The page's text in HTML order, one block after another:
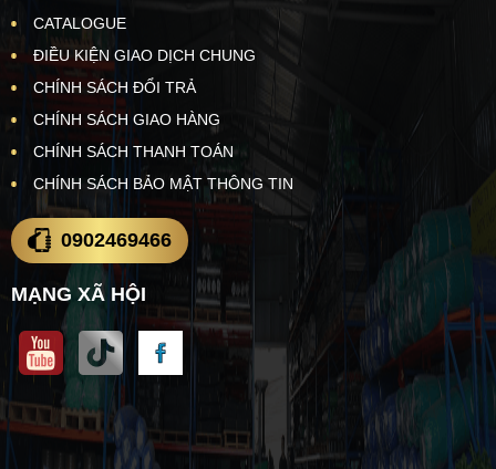
CATALOGUE
ĐIỀU KIỆN GIAO DỊCH CHUNG
CHÍNH SÁCH ĐỔI TRẢ
CHÍNH SÁCH GIAO HÀNG
CHÍNH SÁCH THANH TOÁN
CHÍNH SÁCH BẢO MẬT THÔNG TIN
0902469466
MẠNG XÃ HỘI